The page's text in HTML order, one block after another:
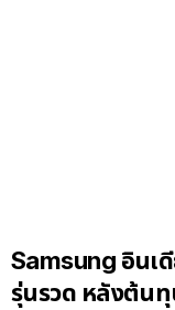
Samsung อินเ
รุ่นรวด หลังต้น